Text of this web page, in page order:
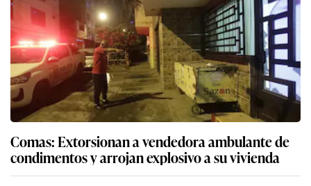
Comas: Extorsionan a vendedora ambulante de
condimentos y arrojan explosivo a su vivienda